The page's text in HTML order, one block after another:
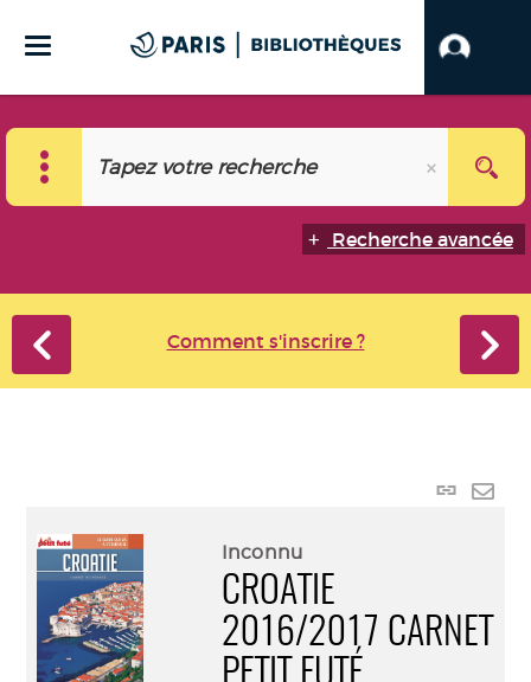
Recherche avancée
Comment s'inscrire ?
Lien
Inconnu
CROATIE
2016/2017 CARNET